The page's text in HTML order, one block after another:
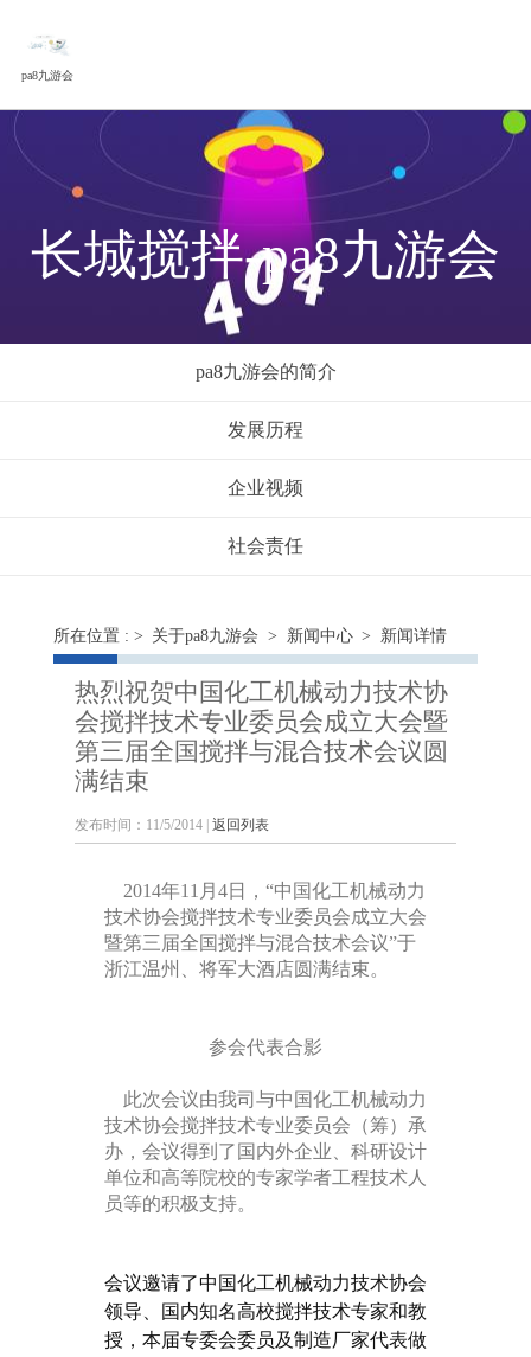
pa8九游会
长城搅拌-pa8九游会
pa8九游会的简介
发展历程
企业视频
社会责任
所在位置 : > 关于pa8九游会 > 新闻中心 > 新闻详情
热烈祝贺中国化工机械动力技术协
会搅拌技术专业委员会成立大会暨
第三届全国搅拌与混合技术会议圆
满结束
发布时间：11/5/2014 | 返回列表
2014年11月4日，“中国化工机械动力
技术协会搅拌技术专业委员会成立大会
暨第三届全国搅拌与混合技术会议”于
浙江温州、将军大酒店圆满结束。
参会代表合影
此次会议由我司与中国化工机械动力
技术协会搅拌技术专业委员会（筹）承
办，会议得到了国内外企业、科研设计
单位和高等院校的专家学者工程技术人
员等的积极支持。
会议邀请了中国化工机械动力技术协会
领导、国内知名高校搅拌技术专家和教
授，本届专委会委员及制造厂家代表做